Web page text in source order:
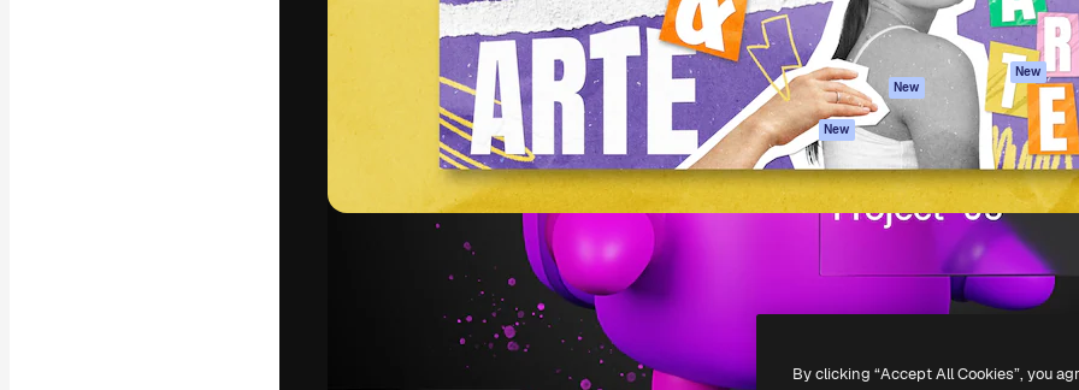
Texto para voz
Conteúdo de stock
MCP para
Claude/ChatGPT
New
Agentes New
API
App móvel
Todas as
Política de
privacidade
Originais New
Política de
Central de
confiabilidade
Afiliados
Empresas
Copyright © 2010- Freepik Company S.L.U. Todos os direitos reservados.
By clicking “Accept All Cookies”, you